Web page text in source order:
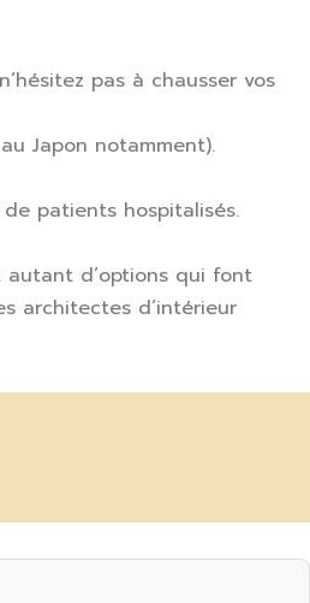
pas à chausser vos
Japon notamment).
patients hospitalisés.
autant d’options qui font
architectes d’intérieur